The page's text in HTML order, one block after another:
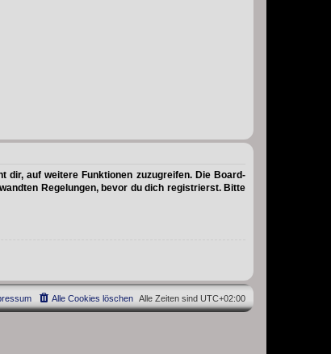
auf weitere Funktionen zuzugreifen. Die Board-
Regelungen, bevor du dich registrierst. Bitte
Alle Zeiten sind UTC+02:00
Alle Cookies löschen